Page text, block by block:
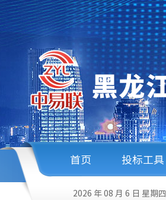
首页 投标工具
2026 年 08 月 6 日 星期四